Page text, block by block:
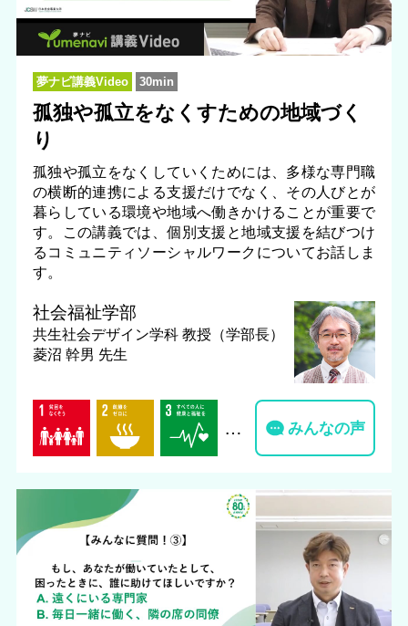
夢ナビ講義Video 30min
孤独や孤立をなくすための地域づく
り
孤独や孤立をなくしていくためには、多様な専門職
の横断的連携による支援だけでなく、その人びとが
暮らしている環境や地域へ働きかけることが重要で
す。この講義では、個別支援と地域支援を結びつけ
るコミュニティソーシャルワークについてお話しま
す。
社会福祉学部
共生社会デザイン学科 教授（学部長）
菱沼 幹男 先生
… みんなの声